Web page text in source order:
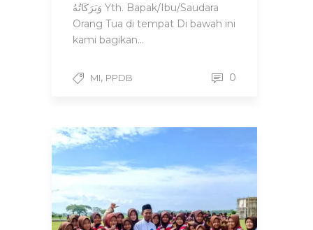
وَبَرَكَاتُهُ Yth. Bapak/Ibu/Saudara
Orang Tua di tempat Di bawah ini
kami bagikan...
MI, PPDB 0